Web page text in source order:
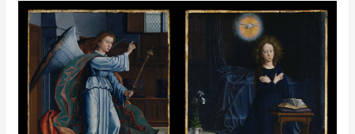
Plática
de
Encarnación
del
Verbo